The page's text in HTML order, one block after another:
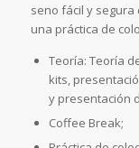
seno fácil y
una práctica de
Teoría: Teoría
kits,
y presentación
Coffee Break;